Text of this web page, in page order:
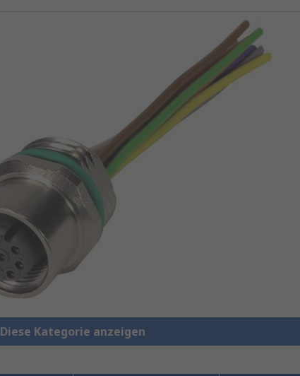
Diese Kategorie anzeigen